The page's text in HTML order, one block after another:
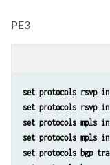
set routing-
set routing-
set routing-
set routing-
set protocols bgp
set protocols isis
set protocols isis
set protocols isis
set protocols ldp
set protocols ldp
PE3
set protocols rsvp
set protocols rsvp
set protocols mpls
set protocols mpls
set protocols bgp